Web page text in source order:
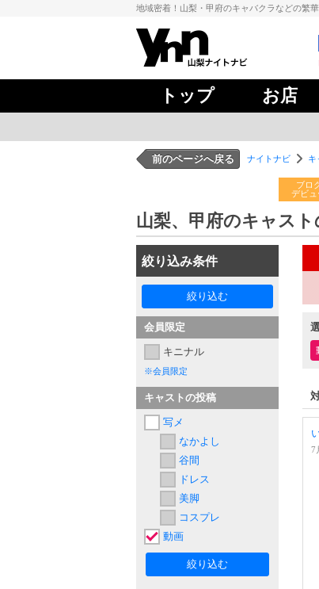
地域密着！山梨・甲府のキャバクラなどの繁
トップ お店
前のページへ戻る ナイトナビ キ
ブロ
デビュ
山梨、甲府のキャスト
7
絞り込み条件
絞り込む
会員限定
キニナル
※会員限定
キャストの投稿
写メ
なかよし
谷間
ドレス
美脚
コスプレ
動画
絞り込む